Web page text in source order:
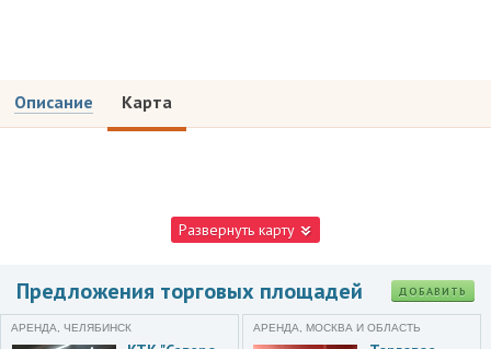
Описание Карта
Развернуть карту
ДОБАВИТЬ
Предложения торговых площадей
АРЕНДА, ЧЕЛЯБИНСК АРЕНДА, МОСКВА И ОБЛАСТЬ